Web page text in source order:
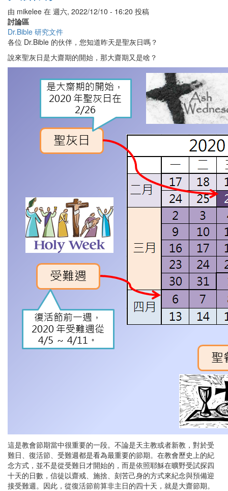
由 mikelee 在 週六, 2022/12/10 - 16:20 投稿
討論區
Dr.Bible 研究文件
各位 Dr.Bible 的伙伴，您知道昨天是聖灰日嗎？
說來聖灰日是大齋期的開始，那大齋期又是啥？
這是教會節期當中很重要的一段。不論是天主教或者新教，對於受
難日、復活節、受難週都是看為最重要的節期。在教會歷史上的紀
念方式，並不是從受難日才開始的，而是依照耶穌在曠野受試探四
十天的日數，信徒以齋戒、施捨、刻苦己身的方式來紀念與預備迎
接受難週。因此，從復活節前算非主日的四十天，就是大齋節期。